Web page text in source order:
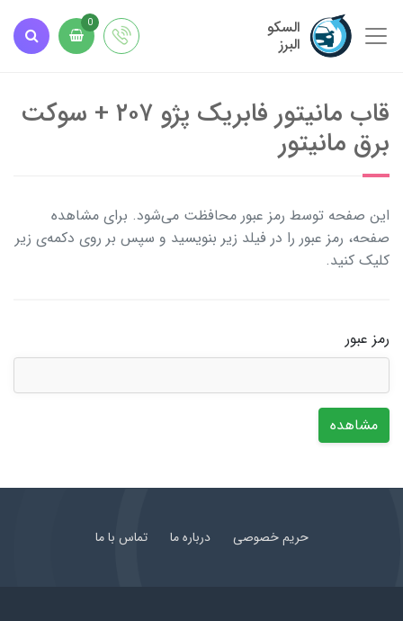
السکو
البرز
0
قاب مانیتور فابریک پژو ۲۰۷ + سوکت
برق مانیتور
این صفحه توسط رمز عبور محافظت می‌شود. برای مشاهده
صفحه، رمز عبور را در فیلد زیر بنویسید و سپس بر روی دکمه‌ی زیر
کلیک کنید.
رمز عبور
مشاهده
حریم خصوصی درباره ما تماس با ما